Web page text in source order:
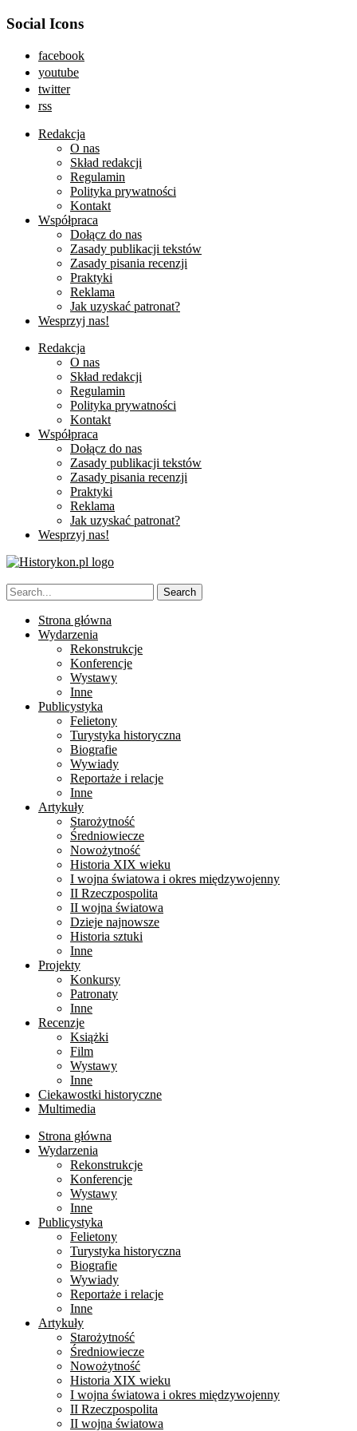
Social Icons
facebook
youtube
twitter
rss
Redakcja
O nas
Skład redakcji
Regulamin
Polityka prywatności
Kontakt
Współpraca
Dołącz do nas
Zasady publikacji tekstów
Zasady pisania recenzji
Praktyki
Reklama
Jak uzyskać patronat?
Wesprzyj nas!
Redakcja
O nas
Skład redakcji
Regulamin
Polityka prywatności
Kontakt
Współpraca
Dołącz do nas
Zasady publikacji tekstów
Zasady pisania recenzji
Praktyki
Reklama
Jak uzyskać patronat?
Wesprzyj nas!
Strona główna
Wydarzenia
Rekonstrukcje
Konferencje
Wystawy
Inne
Publicystyka
Felietony
Turystyka historyczna
Biografie
Wywiady
Reportaże i relacje
Inne
Artykuły
Starożytność
Średniowiecze
Nowożytność
Historia XIX wieku
I wojna światowa i okres międzywojenny
II Rzeczpospolita
II wojna światowa
Dzieje najnowsze
Historia sztuki
Inne
Projekty
Konkursy
Patronaty
Inne
Recenzje
Książki
Film
Wystawy
Inne
Ciekawostki historyczne
Multimedia
Strona główna
Wydarzenia
Rekonstrukcje
Konferencje
Wystawy
Inne
Publicystyka
Felietony
Turystyka historyczna
Biografie
Wywiady
Reportaże i relacje
Inne
Artykuły
Starożytność
Średniowiecze
Nowożytność
Historia XIX wieku
I wojna światowa i okres międzywojenny
II Rzeczpospolita
II wojna światowa